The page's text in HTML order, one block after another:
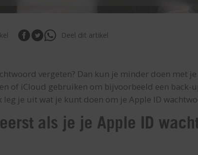
Deel dit artikel
vergeten? Dan kun je minder doen met
of iCloud gebruiken om bijvoorbeeld een back-
leg je uit wat je kunt doen om je Apple ID
als je je Apple ID